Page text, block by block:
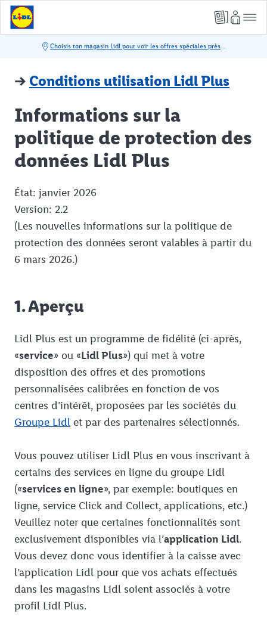
→ Conditions utilisation Lidl Plus
Informations sur la
politique de protection des
données Lidl Plus
État: janvier 2026
Version: 2.2
(Les nouvelles informations sur la politique de
protection des données seront valables à partir du
6 mars 2026.)
1. Aperçu
Lidl Plus est un programme de fidélité (ci-après,
«service» ou «Lidl Plus») qui met à votre
disposition des offres et des promotions
personnalisées calibrées en fonction de vos
centres d’intérêt, proposées par les sociétés du
Groupe Lidl et par des partenaires sélectionnés.
Vous pouvez utiliser Lidl Plus en vous inscrivant à
certains des services en ligne du groupe Lidl
(«services en ligne», par exemple: boutiques en
ligne, service Click and Collect, applications, etc.)
Veuillez noter que certaines fonctionnalités sont
exclusivement disponibles via l’application Lidl.
Vous devez donc vous identifier à la caisse avec
l’application Lidl pour que vos achats effectués
dans les magasins Lidl soient associés à votre
profil Lidl Plus.